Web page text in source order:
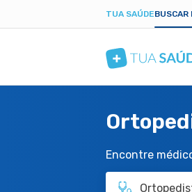
TUA SAÚDEBUSCAR
Encontre